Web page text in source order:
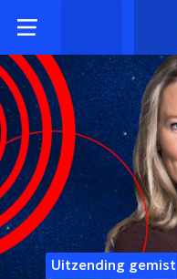
Uitzending gemist